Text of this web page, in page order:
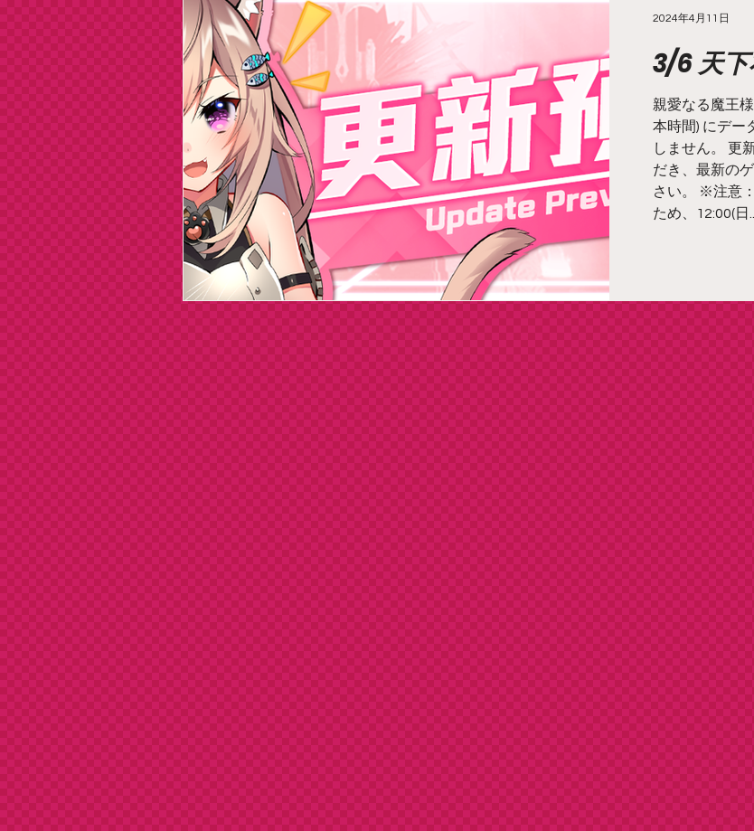
3/6 天
親愛なる魔王
本時間) にデー
しません。 更
だき、最新の
さい。 ※注意
ため、12:00(日...
2024年4月11日